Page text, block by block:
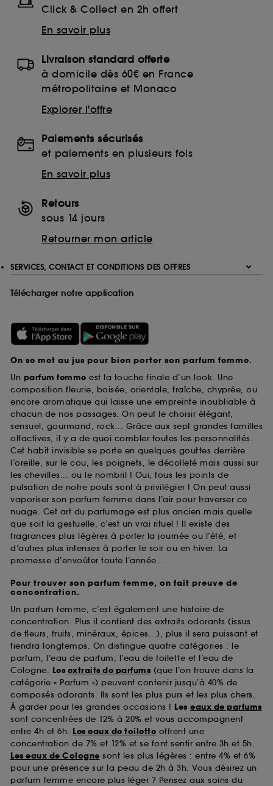
Click & Collect en 2h offert
En savoir plus
Livraison standard offerte
à domicile dès 60€ en France
métropolitaine et Monaco
Explorer l'offre
Paiements sécurisés
et paiements en plusieurs fois
En savoir plus
Retours
sous 14 jours
Retourner mon article
SERVICES, CONTACT ET CONDITIONS DES OFFRES
Télécharger notre application
On se met au jus pour bien porter son parfum femme.
Un parfum femme est la touche finale d’un look. Une
composition fleurie, boisée, orientale, fraîche, chyprée, ou
encore aromatique qui laisse une empreinte inoubliable à
chacun de nos passages. On peut le choisir élégant,
sensuel, gourmand, rock... Grâce aux sept grandes familles
olfactives, il y a de quoi combler toutes les personnalités.
Cet habit invisible se porte en quelques gouttes derrière
l’oreille, sur le cou, les poignets, le décolleté mais aussi sur
les chevilles... ou le nombril ! Oui, tous les points de
pulsation de notre pouls sont à privilégier ! On peut aussi
vaporiser son parfum femme dans l’air pour traverser ce
nuage. Cet art du parfumage est plus ancien mais quelle
que soit la gestuelle, c’est un vrai rituel ! Il existe des
fragrances plus légères à porter la journée ou l’été, et
d’autres plus intenses à porter le soir ou en hiver. La
promesse d’envoûter toute l’année...
Pour trouver son parfum femme, on fait preuve de
concentration.
Un parfum femme, c’est également une histoire de
concentration. Plus il contient des extraits odorants (issus
de fleurs, fruits, minéraux, épices...), plus il sera puissant et
tiendra longtemps. On distingue quatre catégories : le
parfum, l’eau de parfum, l’eau de toilette et l’eau de
Cologne. Les extraits de parfums (que l’on trouve dans la
catégorie « Parfum ») peuvent contenir jusqu’à 40% de
composés odorants. Ils sont les plus purs et les plus chers.
À garder pour les grandes occasions ! Les eaux de parfums
sont concentrées de 12% à 20% et vous accompagnent
entre 4h et 6h. Les eaux de toilette offrent une
concentration de 7% et 12% et se font sentir entre 3h et 5h.
Les eaux de Cologne sont les plus légères : entre 4% et 6%
pour une présence sur la peau de 2h à 3h. Vous désirez un
parfum femme encore plus léger ? Pensez aux soins du